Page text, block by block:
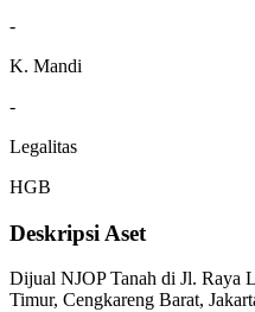
-
K. Mandi
-
Legalitas
HGB
Deskripsi Aset
Dijual NJOP Tanah di Jl. Raya
Timur, Cengkareng Barat,